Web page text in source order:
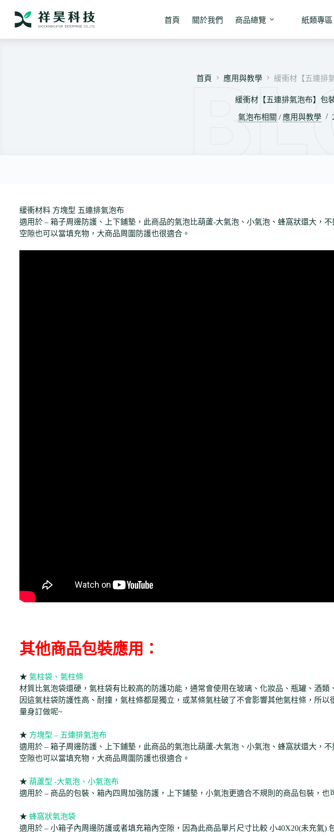
要
首頁 關於我們 商品總覽 紙類專區
首頁 應用與教學 緩衝材【五連排
緩衝材【五連排氣泡布】包
氣泡布相關 / 應用與教學
緩衝材料 方塊型 五連排氣泡布
適用於 – 箱子周邊防護、上下鋪墊，此商品的氣泡比葫蘆-大氣泡、小氣泡、蜂窩狀還大，
空隙也可以當填充物，大商品周圍防護也很適合。
其他商品包裝應用：
★ 氣柱袋、氣柱條
材質比氣泡袋還硬，氣柱袋有比較高的防護功能，通常會使用在玻璃、化妝品、瓶罐、酒類
因這氣柱袋防護性高、耐撞，氣柱條都是獨立，或某條氣柱破了不會影響其他氣柱條，所以
量身訂做呢~
★ 方塊型 – 五連排氣泡布
適用於 – 箱子周邊防護、上下鋪墊，此商品的氣泡比葫蘆-大氣泡、小氣泡、蜂窩狀還大，
空隙也可以當填充物，大商品周圍防護也很適合。
★ 葫蘆型 -大氣泡、小氣泡布
適用於 – 商品的包裝、箱內四周加強防護，上下鋪墊，小氣泡更適合不規則的商品包裝，也
★ 蜂窩狀氣泡袋
適用於 – 小箱子內周邊防護或者填充箱內空隙，因為此商品單片尺寸比較 小40X20(未充氣)